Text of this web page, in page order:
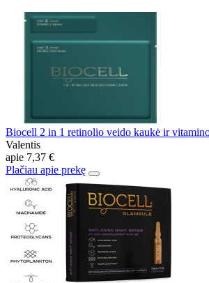
Biocell 2 in 1 retinolio veido kaukė ir
Valentis
apie 7,37 €
Plačiau apie prekę